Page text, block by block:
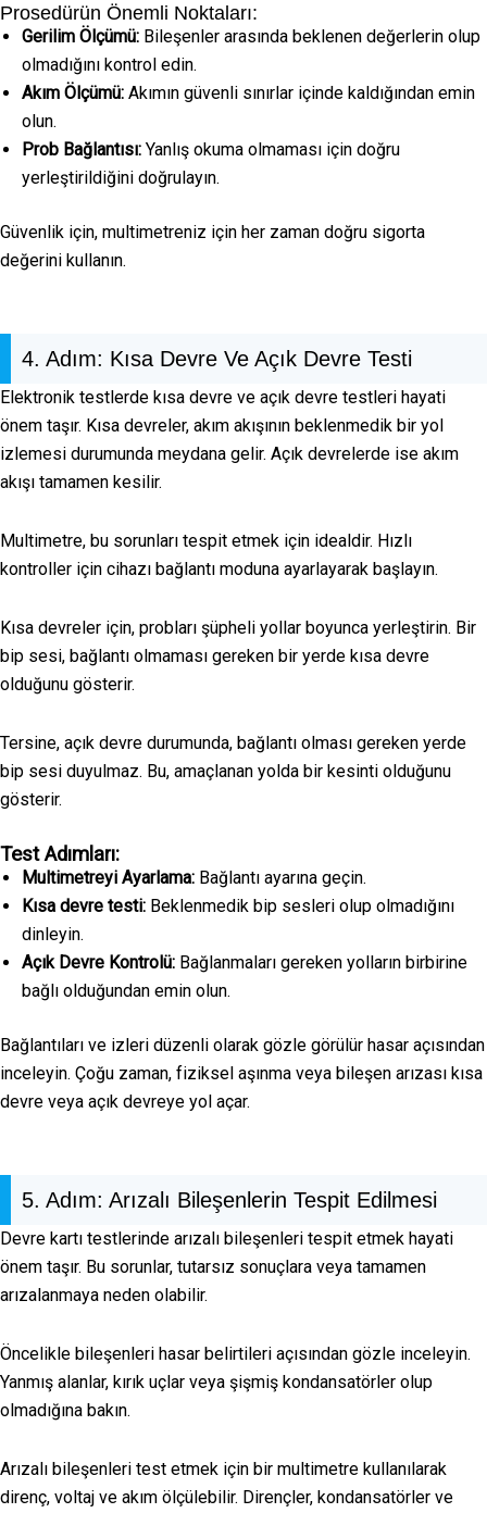
Prosedürün Önemli Noktaları:
Gerilim Ölçümü: Bileşenler arasında beklenen değerlerin olup
olmadığını kontrol edin.
Akım Ölçümü: Akımın güvenli sınırlar içinde kaldığından emin
olun.
Prob Bağlantısı: Yanlış okuma olmaması için doğru
yerleştirildiğini doğrulayın.
Güvenlik için, multimetreniz için her zaman doğru sigorta
değerini kullanın.
4. Adım: Kısa Devre Ve Açık Devre Testi
Elektronik testlerde kısa devre ve açık devre testleri hayati
önem taşır. Kısa devreler, akım akışının beklenmedik bir yol
izlemesi durumunda meydana gelir. Açık devrelerde ise akım
akışı tamamen kesilir.
Multimetre, bu sorunları tespit etmek için idealdir. Hızlı
kontroller için cihazı bağlantı moduna ayarlayarak başlayın.
Kısa devreler için, probları şüpheli yollar boyunca yerleştirin. Bir
bip sesi, bağlantı olmaması gereken bir yerde kısa devre
olduğunu gösterir.
Tersine, açık devre durumunda, bağlantı olması gereken yerde
bip sesi duyulmaz. Bu, amaçlanan yolda bir kesinti olduğunu
gösterir.
Test Adımları:
Multimetreyi Ayarlama: Bağlantı ayarına geçin.
Kısa devre testi: Beklenmedik bip sesleri olup olmadığını
dinleyin.
Açık Devre Kontrolü: Bağlanmaları gereken yolların birbirine
bağlı olduğundan emin olun.
Bağlantıları ve izleri düzenli olarak gözle görülür hasar açısından
inceleyin. Çoğu zaman, fiziksel aşınma veya bileşen arızası kısa
devre veya açık devreye yol açar.
5. Adım: Arızalı Bileşenlerin Tespit Edilmesi
Devre kartı testlerinde arızalı bileşenleri tespit etmek hayati
önem taşır. Bu sorunlar, tutarsız sonuçlara veya tamamen
arızalanmaya neden olabilir.
Öncelikle bileşenleri hasar belirtileri açısından gözle inceleyin.
Yanmış alanlar, kırık uçlar veya şişmiş kondansatörler olup
olmadığına bakın.
Arızalı bileşenleri test etmek için bir multimetre kullanılarak
direnç, voltaj ve akım ölçülebilir. Dirençler, kondansatörler ve